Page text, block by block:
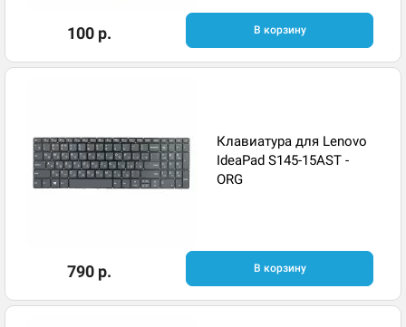
100 р. В корзину
Клавиатура для Lenovo
IdeaPad S145-15AST -
ORG
790 р. В корзину